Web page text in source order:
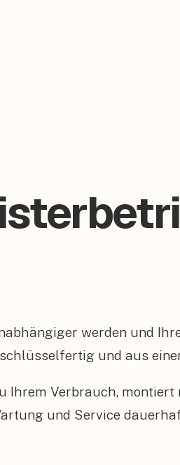
werden und
und aus
Ihrem Verbrauch,
und Service